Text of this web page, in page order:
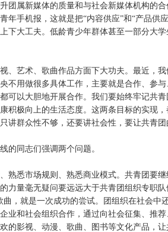
团属新媒体的质量和与社会新媒体机构的
年手机报，这就是把“内容供应”和“产品
下大工夫。低龄青少年群体甚至一部分大
、艺术、歌曲作品方面下大功夫。最近，
不用做很多具体工作，主要就是合作、参
可以大胆地开展合作。我们要始终牢记共
积极向上的生活态度。这两条目标的实现
讲群众性不够，还要讲社会性，要让共青
的同志们强调两个问题。
熟悉市场规则、熟悉商业模式。共青团要
力量毫无疑问要远远大于共青团组织专职
曲，就是一次成功的尝试。团组织在社会
业和社会组织合作，通过向社会征集、推
的影视、动漫、歌曲、图书等文化产品，